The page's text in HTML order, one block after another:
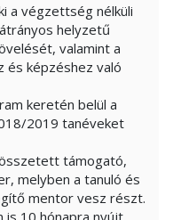
a végzettség nélküli
helyzetű
valamint a
és képzéshez való
keretén belül a
2019 tanéveket
támogató,
melyben a tanuló és
mentor vesz részt.
is 10 hónapra nyújt